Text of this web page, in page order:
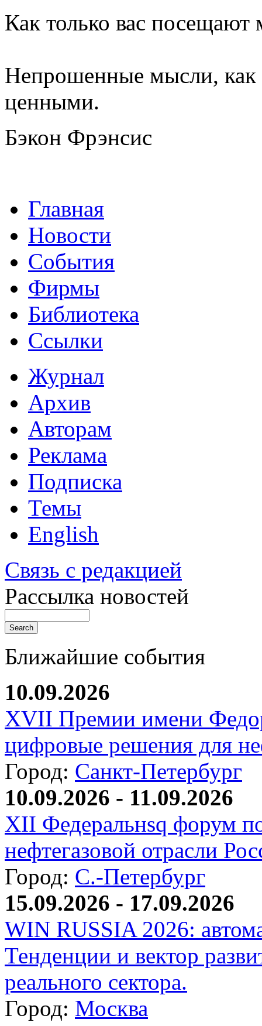
Как только вас
Непрошенные мысли, как
ценными.
Бэкон Фрэнсис
Главная
Новости
События
Фирмы
Библиотека
Ссылки
Журнал
Архив
Авторам
Реклама
Подписка
Темы
English
Связь с редакцией
Рассылка новостей
Ближайшие события
10.09.2026
XVII Премии имени
цифровые решения для
Город: Санкт-Петербург
10.09.2026 - 11.09.2026
XII Федеральнsq форум
нефтегазовой отрасли
Город: С.-Петербург
15.09.2026 - 17.09.2026
WIN RUSSIA 2026:
Тенденции и вектор
реального сектора.
Город: Москва